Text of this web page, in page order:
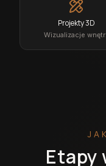
Projekty 3D
Wizualizacje
Etapy